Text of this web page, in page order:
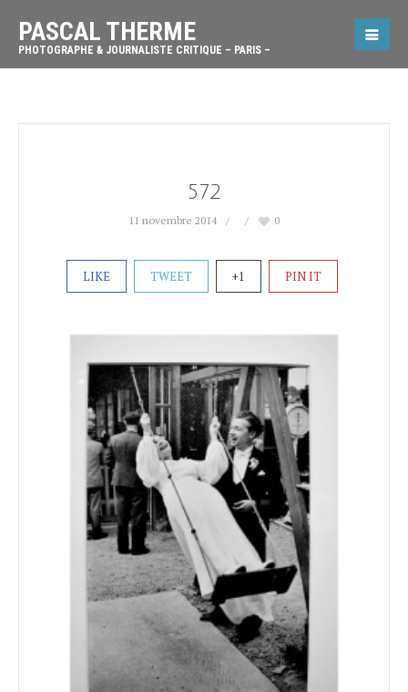
PASCAL THERME
PHOTOGRAPHE & JOURNALISTE CRITIQUE – PARIS –
572
11 novembre 2014 0
LIKE TWEET +1 PIN IT